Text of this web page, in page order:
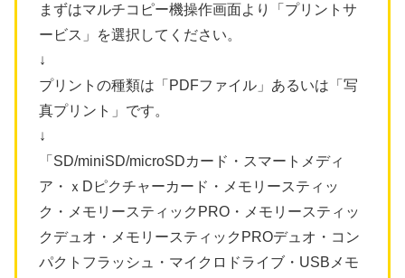
まずはマルチコピー機操作画面より「プリントサ
ービス」を選択してください。
↓
プリントの種類は「PDFファイル」あるいは「写
真プリント」です。
↓
「SD/miniSD/microSDカード・スマートメディ
ア・ｘDピクチャーカード・メモリースティッ
ク・メモリースティックPRO・メモリースティッ
クデュオ・メモリースティックPROデュオ・コン
パクトフラッシュ・マイクロドライブ・USBメモ